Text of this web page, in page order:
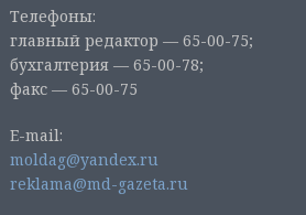
Телефоны:
главный редактор — 65-00-75;
бухгалтерия — 65-00-78;
факс — 65-00-75
E-mail:
moldag@yandex.ru
reklama@md-gazeta.ru